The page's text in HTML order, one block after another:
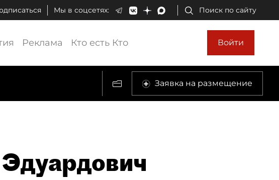
Мы в соцсетях: Поиск по сайту
Реклама Кто есть Кто Войти
Заявка на размещение